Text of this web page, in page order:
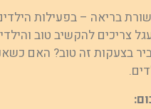
בריאה – בפעילות
צריכים להקשיב טוב
בצעקות זה טוב? האם